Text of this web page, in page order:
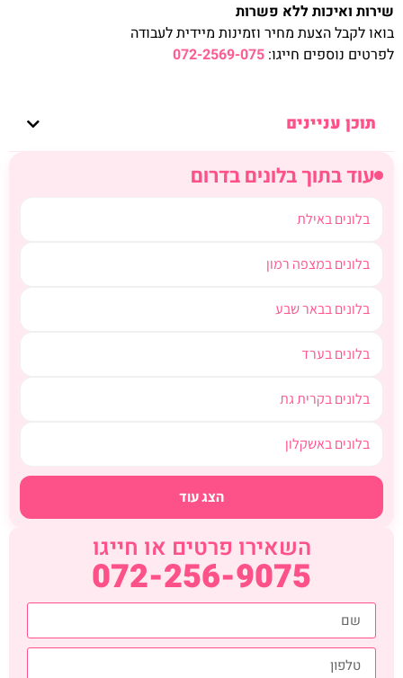
תוכן עניינים
עוד בתוך בלונים בדרום
בלונים באילת
בלונים במצפה רמון
בלונים בבאר שבע
בלונים בערד
בלונים בקרית גת
בלונים באשקלון
הצג עוד
השאירו פרטים או חייגו
072-256-9075
שירות ואיכות ללא פשרות
בואו לקבל הצעת מחיר וזמינות מיידית לעבודה
לפרטים נוספים חייגו: 072-2569-075